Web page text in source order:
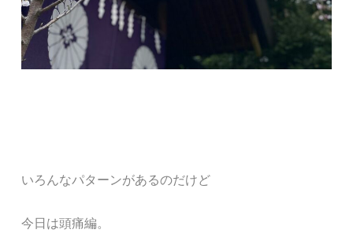
いろんなパターンがあるのだけど
今日は頭痛編。